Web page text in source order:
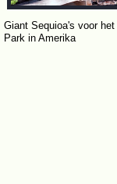
Giant Sequioa's voor
Park in Amerika